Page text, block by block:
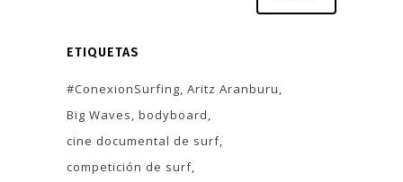
ETIQUETAS
#ConexionSurfing Aritz Aranburu
Big Waves bodyboard
cine documental de surf
competición de surf